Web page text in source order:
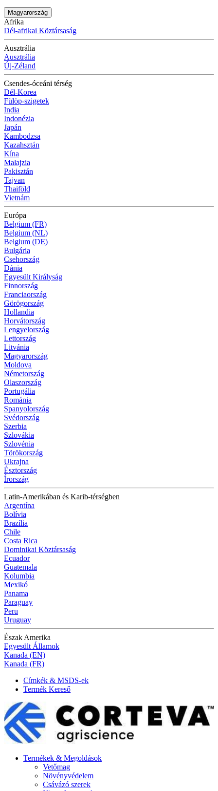
Magyarország
Afrika
Dél-afrikai Köztársaság
Ausztrália
Ausztrália
Új-Zéland
Csendes-óceáni térség
Dél-Korea
Fülöp-szigetek
India
Indonézia
Japán
Kambodzsa
Kazahsztán
Kína
Malajzia
Pakisztán
Tajvan
Thaiföld
Vietnám
Európa
Belgium (FR)
Belgium (NL)
Belgium (DE)
Bulgária
Csehország
Dánia
Egyesült Királyság
Finnország
Franciaország
Görögország
Hollandia
Horvátország
Lengyelország
Lettország
Litvánia
Magyarország
Moldova
Németország
Olaszország
Portugália
Románia
Spanyolország
Svédország
Szerbia
Szlovákia
Szlovénia
Törökország
Ukrajna
Észtország
Írország
Latin-Amerikában és Karib-térségben
Argentína
Bolívia
Brazília
Chile
Costa Rica
Dominikai Köztársaság
Ecuador
Guatemala
Kolumbia
Mexikó
Panama
Paraguay
Peru
Uruguay
Észak Amerika
Egyesült Államok
Kanada (EN)
Kanada (FR)
Címkék & MSDS-ek
Termék Kereső
Termékek & Megoldások
Vetőmag
Növényvédelem
Csávázó szerek